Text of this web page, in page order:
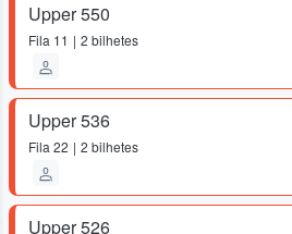
Upper 550
Fila 11 2 bilhetes
Upper 536
Fila 22 2 bilhetes
Upper 526